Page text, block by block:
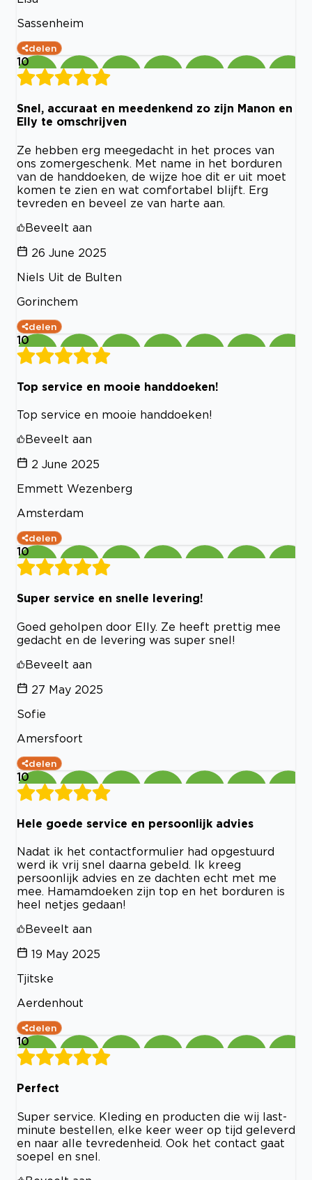
Sassenheim
delen
10
Snel, accuraat en meedenkend zo zijn Manon en
Elly te omschrijven
Ze hebben erg meegedacht in het proces van
ons zomergeschenk. Met name in het borduren
van de handdoeken, de wijze hoe dit er uit moet
komen te zien en wat comfortabel blijft. Erg
tevreden en beveel ze van harte aan.
Beveelt aan
26 June 2025
Niels Uit de Bulten
Gorinchem
delen
10
Top service en mooie handdoeken!
Top service en mooie handdoeken!
Beveelt aan
2 June 2025
Emmett Wezenberg
Amsterdam
delen
10
Super service en snelle levering!
Goed geholpen door Elly. Ze heeft prettig mee
gedacht en de levering was super snel!
Beveelt aan
27 May 2025
Sofie
Amersfoort
delen
10
Hele goede service en persoonlijk advies
Nadat ik het contactformulier had opgestuurd
werd ik vrij snel daarna gebeld. Ik kreeg
persoonlijk advies en ze dachten echt met me
mee. Hamamdoeken zijn top en het borduren is
heel netjes gedaan!
Beveelt aan
19 May 2025
Tjitske
Aerdenhout
delen
10
Perfect
Super service. Kleding en producten die wij last-
minute bestellen, elke keer weer op tijd geleverd
en naar alle tevredenheid. Ook het contact gaat
soepel en snel.